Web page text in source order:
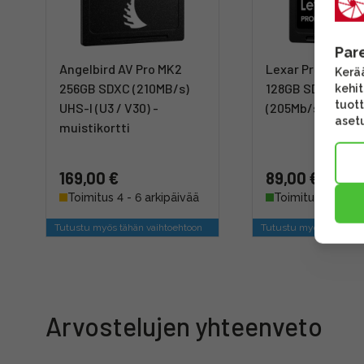
Angelbird AV Pro MK2
256GB SDXC (210MB/s)
UHS-I (U3 / V30) -
muistikortti
169,00 €
Toimitus 4 - 6 arkipäivää
Tutustu myös tähän vaihtoehtoon
Lexar Pro Silver
128GB SDXC
(205Mb/s) -
89,00 €
Toimitus heti
Tutustu myös tähän
Arvostelujen yhteenveto